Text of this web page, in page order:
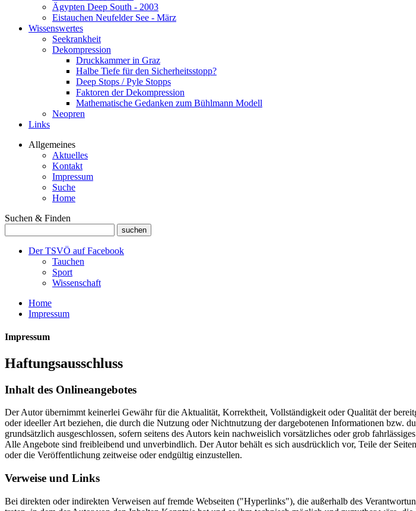
Ägypten Deep South - 2003
Eistauchen Neufelder See - März
Wissenswertes
Seekrankheit
Dekompression
Druckkammer in Graz
Halbe Tiefe für den Sicherheitsstopp?
Deep Stops / Pyle Stopps
Faktoren der Dekompression
Mathematische Gedanken zum Bühlmann Modell
Neopren
Links
Allgemeines
Aktuelles
Kontakt
Impressum
Suche
Home
Suchen & Finden
Der TSVÖ auf Facebook
Tauchen
Sport
Wissenschaft
Home
Impressum
Impressum
Haftungsausschluss
Inhalt des Onlineangebotes
Der Autor übernimmt keinerlei Gewähr für die Aktualität, Korrektheit, Vollständigkeit oder Qualität der
oder ideeller Art beziehen, die durch die Nutzung oder Nichtnutzung der dargebotenen Informationen bzw.
grundsätzlich ausgeschlossen, sofern seitens des Autors kein nachweislich vorsätzliches oder grob
Alle Angebote sind freibleibend und unverbindlich. Der Autor behält es sich ausdrücklich vor, Teile der
oder die Veröffentlichung zeitweise oder endgültig einzustellen.
Verweise und Links
Bei direkten oder indirekten Verweisen auf fremde Webseiten ("Hyperlinks"), die außerhalb des